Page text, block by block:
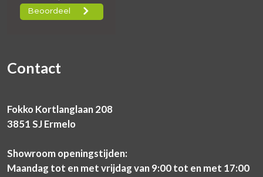
Contact
Fokko Kortlanglaan 208
3851 SJ Ermelo
Showroom openingstijden:
Maandag tot en met vrijdag van 9:00 tot en met 17:00